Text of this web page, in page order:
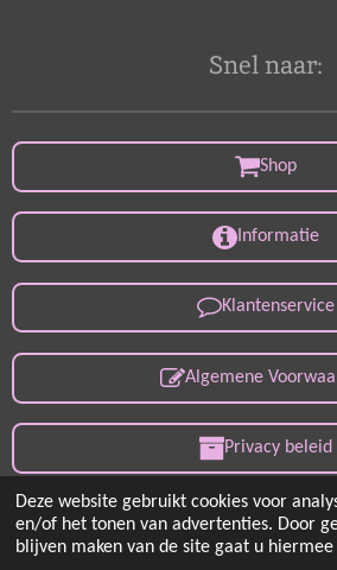
Deze website gebruikt cookies voor
en/of het tonen van advertenties. Door
blijven maken van de site gaat u hiermee
Snel naar:
Shop
Informatie
Klantenservice
Algemene
Privacy beleid